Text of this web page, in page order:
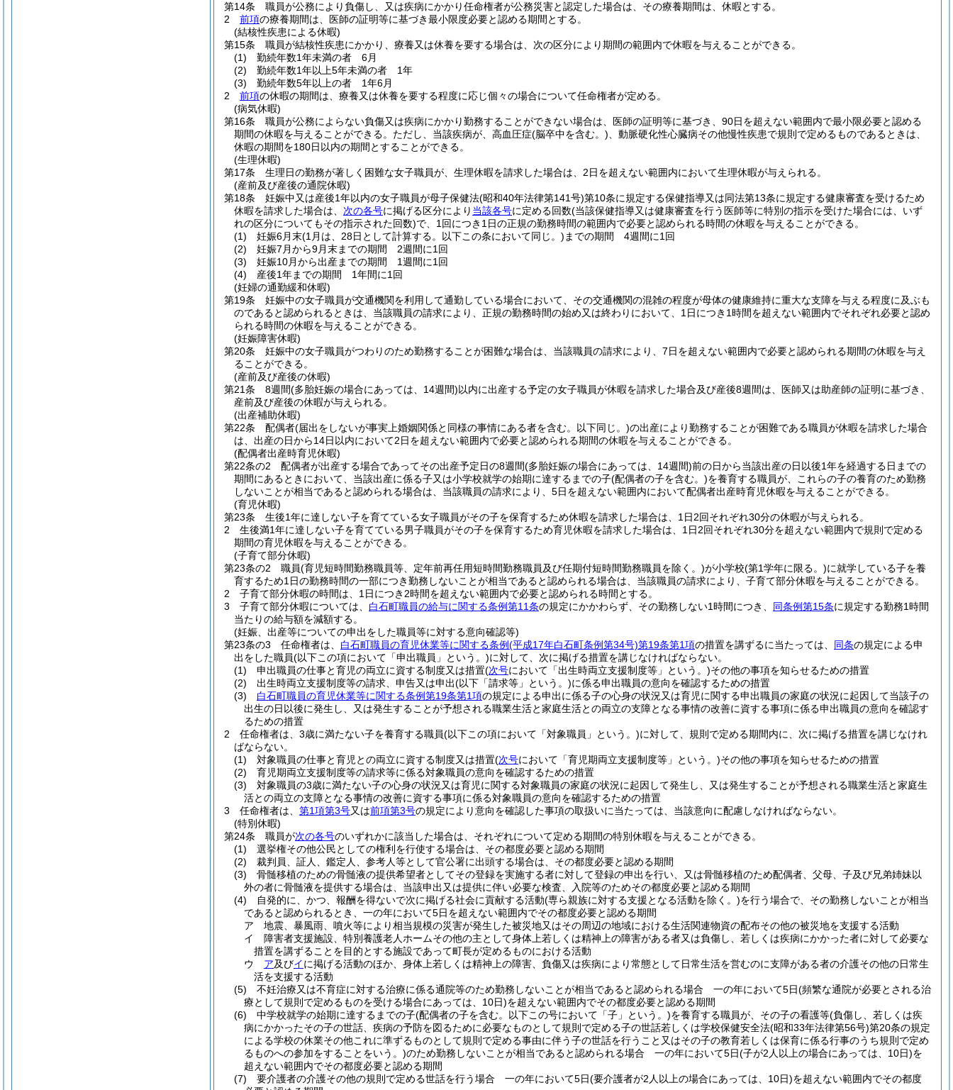
第14条
職員が公務により負傷し、又は疾病にかかり任命権者が公務災害と認定した場合は、その療養期間は、休暇とする。
2
前項の療養期間は、医師の証明等に基づき最小限度必要と認める期間とする。
(結核性疾患による休暇)
第15条
職員が結核性疾患にかかり、療養又は休養を要する場合は、次の区分により期間の範囲内で休暇を与えることができる。
(1)
勤続年数1年未満の者 6月
(2)
勤続年数1年以上5年未満の者 1年
(3)
勤続年数5年以上の者 1年6月
2
前項の休暇の期間は、療養又は休養を要する程度に応じ個々の場合について任命権者が定める。
(病気休暇)
第16条
職員が公務によらない負傷又は疾病にかかり勤務することができない場合は、医師の証明等に基づき、90日を超えない範囲内で最小限必要と認める
期間の休暇を与えることができる。 ただし、当該疾病が、高血圧症(脳卒中を含む。) 、動脈硬化性心臓病その他慢性疾患で規則で定めるものであるときは、
休暇の期間を180日以内の期間とすることができる。
(生理休暇)
第17条
生理日の勤務が著しく困難な女子職員が、生理休暇を請求した場合は、2日を超えない範囲内において生理休暇が与えられる。
(産前及び産後の通院休暇)
第18条
妊娠中又は産後1年以内の女子職員が母子保健法(昭和40年法律第141号)第10条に規定する保健指導又は同法第13条に規定する健康審査を受けるため
休暇を請求した場合は、 次の各号に掲げる区分により 当該各号に定める回数(当該保健指導又は健康審査を行う医師等に特別の指示を受けた場合には、いず
れの区分についてもその指示された回数)で、1回につき1日の正規の勤務時間の範囲内で必要と認められる時間の休暇を与えることができる。
(1)
妊娠6月末(1月は、28日として計算する。以下この条において同じ。) までの期間 4週間に1回
(2)
妊娠7月から9月末までの期間 2週間に1回
(3)
妊娠10月から出産までの期間 1週間に1回
(4)
産後1年までの期間 1年間に1回
(妊婦の通勤緩和休暇)
第19条
妊娠中の女子職員が交通機関を利用して通勤している場合において、その交通機関の混雑の程度が母体の健康維持に重大な支障を与える程度に及ぶも
のであると認められるときは、当該職員の請求により、正規の勤務時間の始め又は終わりにおいて、1日につき1時間を超えない範囲内でそれぞれ必要と認め
られる時間の休暇を与えることができる。
(妊娠障害休暇)
第20条
妊娠中の女子職員がつわりのため勤務することが困難な場合は、当該職員の請求により、7日を超えない範囲内で必要と認められる期間の休暇を与え
ることができる。
(産前及び産後の休暇)
第21条
8週間(多胎妊娠の場合にあっては、14週間)以内に出産する予定の女子職員が休暇を請求した場合及び産後8週間は、医師又は助産師の証明に基づき、
産前及び産後の休暇が与えられる。
(出産補助休暇)
第22条
配偶者(届出をしないが事実上婚姻関係と同様の事情にある者を含む。以下同じ。)の出産により勤務することが困難である職員が休暇を請求した場合
は、出産の日から14日以内において2日を超えない範囲内で必要と認められる期間の休暇を与えることができる。
(配偶者出産時育児休暇)
第22条の2
配偶者が出産する場合であってその出産予定日の8週間(多胎妊娠の場合にあっては、14週間)前の日から当該出産の日以後1年を経過する日までの
期間にあるときにおいて、当該出産に係る子又は小学校就学の始期に達するまでの子(配偶者の子を含む。)を養育する職員が、これらの子の養育のため勤務
しないことが相当であると認められる場合は、当該職員の請求により、5日を超えない範囲内において配偶者出産時育児休暇を与えることができる。
(育児休暇)
第23条
生後1年に達しない子を育てている女子職員がその子を保育するため休暇を請求した場合は、1日2回それぞれ30分の休暇が与えられる。
2
生後満1年に達しない子を育てている男子職員がその子を保育するため育児休暇を請求した場合は、1日2回それぞれ30分を超えない範囲内で規則で定める
期間の育児休暇を与えることができる。
(子育て部分休暇)
第23条の2
職員(育児短時間勤務職員等、定年前再任用短時間勤務職員及び任期付短時間勤務職員を除く。)が小学校(第1学年に限る。)に就学している子を養
育するため1日の勤務時間の一部につき勤務しないことが相当であると認められる場合は、当該職員の請求により、子育て部分休暇を与えることができる。
2
子育て部分休暇の時間は、1日につき2時間を超えない範囲内で必要と認められる時間とする。
3
子育て部分休暇については、 白石町職員の給与に関する条例第11条の規定にかかわらず、その勤務しない1時間につき、 同条例第15条に規定する勤務1時間
当たりの給与額を減額する。
(妊娠、出産等についての申出をした職員等に対する意向確認等)
第23条の3
任命権者は、 白石町職員の育児休業等に関する条例(平成17年白石町条例第34号)第19条第1項の措置を講ずるに当たっては、 同条の規定による申
出をした職員(以下この項において「申出職員」という。)に対して、次に掲げる措置を講じなければならない。
(1)
申出職員の仕事と育児の両立に資する制度又は措置(次号において「出生時両立支援制度等」という。)その他の事項を知らせるための措置
(2)
出生時両立支援制度等の請求、申告又は申出(以下「請求等」という。)に係る申出職員の意向を確認するための措置
(3)
白石町職員の育児休業等に関する条例第19条第1項の規定による申出に係る子の心身の状況又は育児に関する申出職員の家庭の状況に起因して当該子の
出生の日以後に発生し、又は発生することが予想される職業生活と家庭生活との両立の支障となる事情の改善に資する事項に係る申出職員の意向を確認す
るための措置
2
任命権者は、3歳に満たない子を養育する職員(以下この項において「対象職員」という。)に対して、規則で定める期間内に、次に掲げる措置を講じなけれ
ばならない。
(1)
対象職員の仕事と育児との両立に資する制度又は措置(次号において「育児期両立支援制度等」という。)その他の事項を知らせるための措置
(2)
育児期両立支援制度等の請求等に係る対象職員の意向を確認するための措置
(3)
対象職員の3歳に満たない子の心身の状況又は育児に関する対象職員の家庭の状況に起因して発生し、又は発生することが予想される職業生活と家庭生
活との両立の支障となる事情の改善に資する事項に係る対象職員の意向を確認するための措置
3
任命権者は、 第1項第3号又は前項第3号の規定により意向を確認した事項の取扱いに当たっては、当該意向に配慮しなければならない。
(特別休暇)
第24条
職員が次の各号のいずれかに該当した場合は、それぞれについて定める期間の特別休暇を与えることができる。
(1)
選挙権その他公民としての権利を行使する場合は、その都度必要と認める期間
(2)
裁判員、証人、鑑定人、参考人等として官公署に出頭する場合は、その都度必要と認める期間
(3)
骨髄移植のための骨髄液の提供希望者としてその登録を実施する者に対して登録の申出を行い、又は骨髄移植のため配偶者、父母、子及び兄弟姉妹以
外の者に骨髄液を提供する場合は、当該申出又は提供に伴い必要な検査、入院等のためその都度必要と認める期間
(4)
自発的に、かつ、報酬を得ないで次に掲げる社会に貢献する活動(専ら親族に対する支援となる活動を除く。)を行う場合で、その勤務しないことが相当
であると認められるとき、一の年において5日を超えない範囲内でその都度必要と認める期間
ア
地震、暴風雨、噴火等により相当規模の災害が発生した被災地又はその周辺の地域における生活関連物資の配布その他の被災地を支援する活動
イ
障害者支援施設、特別養護老人ホームその他の主として身体上若しくは精神上の障害がある者又は負傷し、若しくは疾病にかかった者に対して必要な
措置を講ずることを目的とする施設であって町長が定めるものにおける活動
ウ
ア及びイに掲げる活動のほか、身体上若しくは精神上の障害、負傷又は疾病により常態として日常生活を営むのに支障がある者の介護その他の日常生
活を支援する活動
(5)
不妊治療又は不育症に対する治療に係る通院等のため勤務しないことが相当であると認められる場合 一の年において5日(頻繁な通院が必要とされる治
療として規則で定めるものを受ける場合にあっては、10日)を超えない範囲内でその都度必要と認める期間
(6)
中学校就学の始期に達するまでの子(配偶者の子を含む。以下この号において「子」という。)を養育する職員が、その子の看護等(負傷し、若しくは疾
病にかかったその子の世話、疾病の予防を図るために必要なものとして規則で定める子の世話若しくは学校保健安全法(昭和33年法律第56号)第20条の規定
による学校の休業その他これに準ずるものとして規則で定める事由に伴う子の世話を行うこと又はその子の教育若しくは保育に係る行事のうち規則で定め
るものへの参加をすることをいう。)のため勤務しないことが相当であると認められる場合 一の年において5日(子が2人以上の場合にあっては、10日)を
超えない範囲内でその都度必要と認める期間
(7)
要介護者の介護その他の規則で定める世話を行う場合 一の年において5日(要介護者が2人以上の場合にあっては、10日)を超えない範囲内でその都度